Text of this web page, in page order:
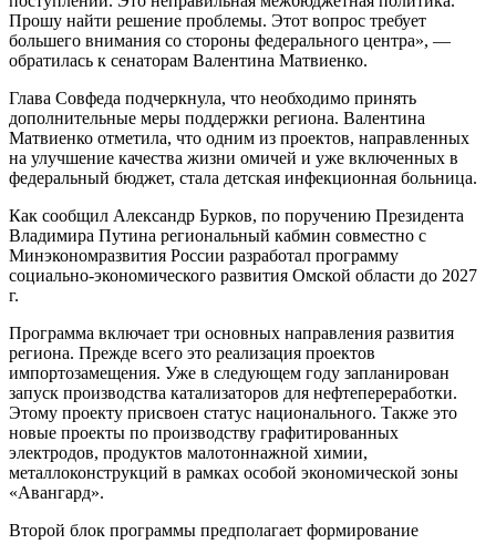
Прошу найти решение проблемы. Этот вопрос требует
большего внимания со стороны федерального центра», —
обратилась к сенаторам Валентина Матвиенко.
Глава Совфеда подчеркнула, что необходимо принять
дополнительные меры поддержки региона. Валентина
Матвиенко отметила, что одним из проектов, направленных
на улучшение качества жизни омичей и уже включенных в
федеральный бюджет, стала детская инфекционная больница.
Как сообщил Александр Бурков, по поручению Президента
Владимира Путина региональный кабмин совместно с
Минэкономразвития России разработал программу
социально-экономического развития Омской области до 2027
г.
Программа включает три основных направления развития
региона. Прежде всего это реализация проектов
импортозамещения. Уже в следующем году запланирован
запуск производства катализаторов для нефтепереработки.
Этому проекту присвоен статус национального. Также это
новые проекты по производству графитированных
электродов, продуктов малотоннажной химии,
металлоконструкций в рамках особой экономической зоны
«Авангард».
Второй блок программы предполагает формирование